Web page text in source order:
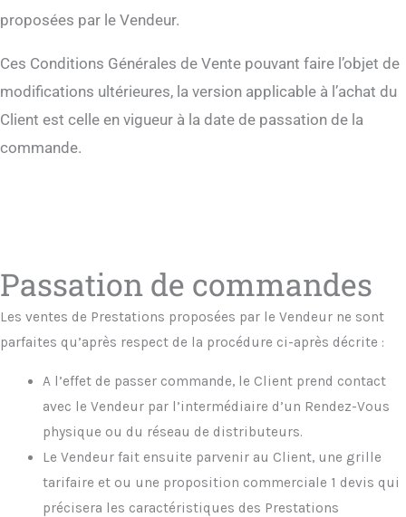
proposées par le Vendeur.
Ces Conditions Générales de Vente pouvant faire l’objet de
modifications ultérieures, la version applicable à l’achat du
Client est celle en vigueur à la date de passation de la
commande.
Passation de commandes
Les ventes de Prestations proposées par le Vendeur ne sont
parfaites qu’après respect de la procédure ci-après décrite :
A l’effet de passer commande, le Client prend contact
avec le Vendeur par l’intermédiaire d’un Rendez-Vous
physique ou du réseau de distributeurs.
Le Vendeur fait ensuite parvenir au Client, une grille
tarifaire et ou une proposition commerciale 1 devis qui
précisera les caractéristiques des Prestations